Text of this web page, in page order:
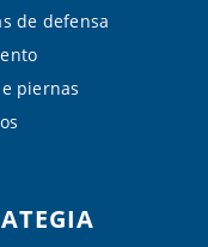
de defensa
piernas